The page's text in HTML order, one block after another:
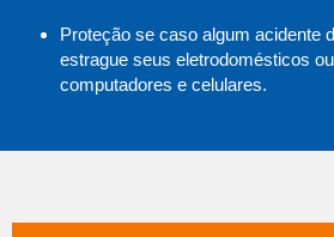
Proteção se caso algum acidente
estrague seus eletrodomésticos
computadores e celulares.